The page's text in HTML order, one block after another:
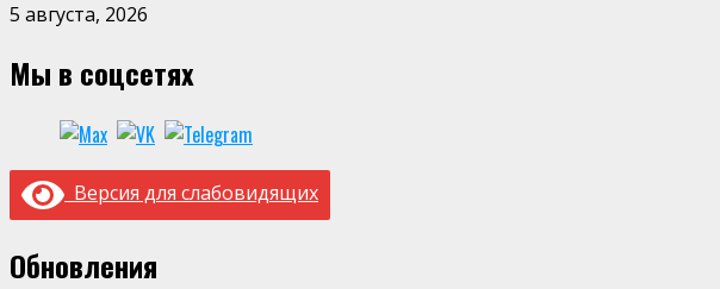
5 августа, 2026
Мы в соцсетях
Версия для слабовидящих
Обновления